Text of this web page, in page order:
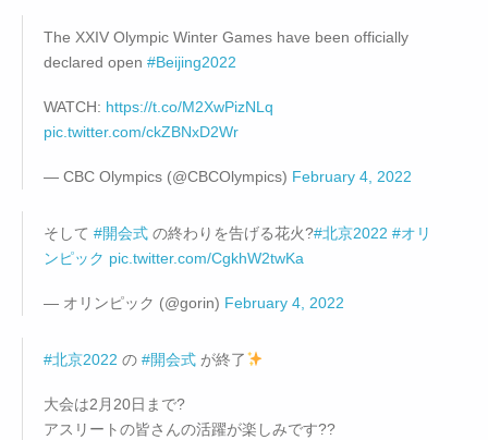
The XXIV Olympic Winter Games have been officially
declared open #Beijing2022
WATCH: https://t.co/M2XwPizNLq
pic.twitter.com/ckZBNxD2Wr
— CBC Olympics (@CBCOlympics) February 4, 2022
そして #開会式 の終わりを告げる花火?#北京2022 #オリ
ンピック pic.twitter.com/CgkhW2twKa
— オリンピック (@gorin) February 4, 2022
#北京2022 の #開会式 が終了
大会は2月20日まで?
アスリートの皆さんの活躍が楽しみです??